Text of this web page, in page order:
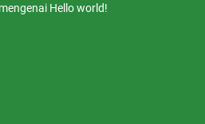
mengenai Hello world!